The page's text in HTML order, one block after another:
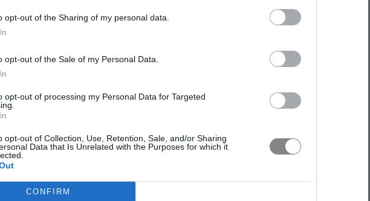
opt-out of the Sharing of my personal data.
opt-out of the Sale of my Personal Data.
opt-out of processing my Personal Data for Targeted
opt-out of Collection, Use, Retention, Sale, and/or Sharing
Data that Is Unrelated with the Purposes for which it
CONFIRM
δίνουν έμφαση στη λιτή κομψότητα. Στα χτενίσματα,
πλάι πρωταγωνιστούν, όπως και οι χαμηλές αλογοουρές
οι σκούροι και ζεστοί τόνοι, όπως το σοκολατί και το
εποχή, χαρίζοντας βάθος στην εμφάνιση των μαλλιών.
φυσικές τους αποχρώσεις αλλά στην πιο γλυκιά
υπαγορεύει πως η φυσικότητα παραμένει, αλλά με